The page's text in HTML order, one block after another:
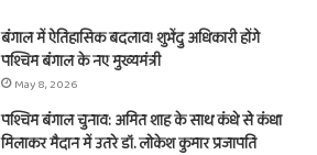
बंगाल में ऐतिहासिक बदलाव! शुभेंदु अधिकारी होंगे
पश्चिम बंगाल के नए मुख्यमंत्री
May 8, 2026
पश्चिम बंगाल चुनाव: अमित शाह के साथ कंधे से कंधा
मिलाकर मैदान में उतरे डॉ. लोकेश कुमार प्रजापति